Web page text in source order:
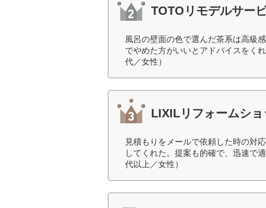
TOTOリモデルサー
風呂の壁面の色で選んだ茶系は高級
でやめた方がいいとアドバイスをく
代／女性）
LIXILリフォームショ
見積もりをメールで依頼した時の対
してくれた。提案も的確で、迅速で
代以上／女性）